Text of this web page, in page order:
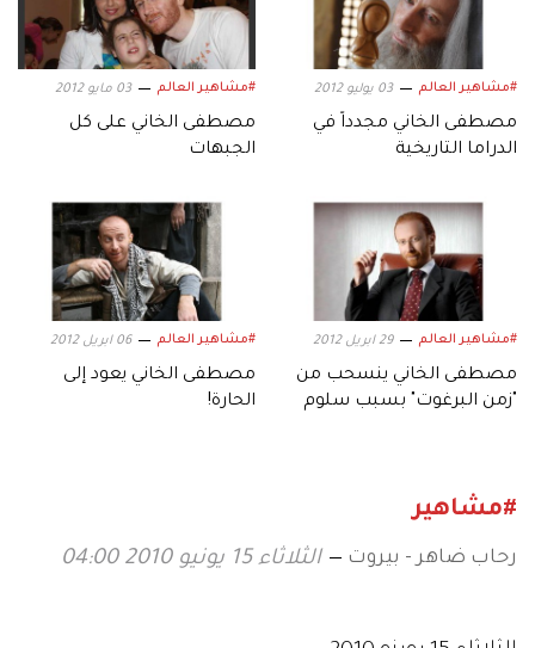
#مشاهير العالم 03 يوليو 2012
مصطفى الخاني مجدداً في
الدراما التاريخية
#مشاهير العالم 03 مايو 2012
مصطفى الخاني على كل
الجبهات
#مشاهير العالم 29 ابريل 2012
مصطفى الخاني ينسحب من
"زمن البرغوت" بسبب سلوم
#مشاهير العالم 06 ابريل 2012
مصطفى الخاني يعود إلى
الحارة!
#مشاهير
رحاب ضاهر - بيروت الثلاثاء 15 يونيو 2010 04:00